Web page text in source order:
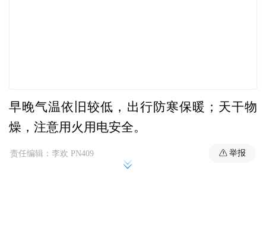
早晚气温依旧较低，出行防寒保暖；天干物
燥，注意用火用电安全。
责任编辑：李欢 PN409 举报